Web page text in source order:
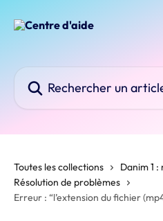
Toutes les collections
Danim 1
Résolution de problèmes
Erreur : “l’extension du fichier